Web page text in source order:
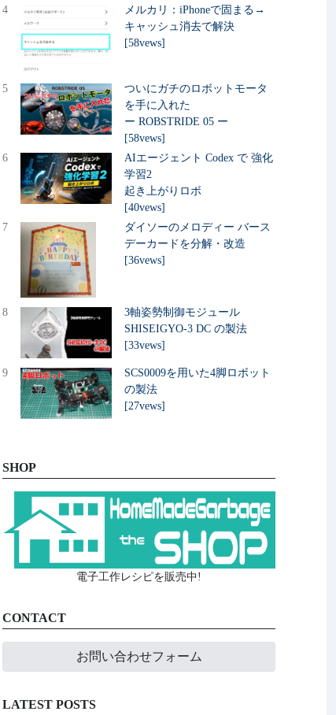
4
メルカリ：iPhoneで固まる→
キャッシュ消去で解決
[58vews]
5
ついにガチのロボットモータ
を手に入れた
ー ROBSTRIDE 05 ー
[58vews]
6
AIエージェント Codex で 強化
学習2
起き上がりロボ
[40vews]
7
ダイソーのメロディー バース
デーカードを分解・改造
[36vews]
8
3軸姿勢制御モジュール
SHISEIGYO-3 DC の製法
[33vews]
9
SCS0009を用いた4脚ロボット
の製法
[27vews]
SHOP
電子工作レシピを販売中!
CONTACT
お問い合わせフォーム
LATEST POSTS